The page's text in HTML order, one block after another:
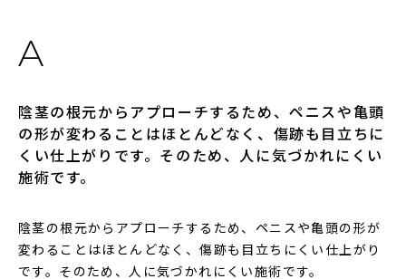
陰茎の根元からアプローチするため、ペニスや亀頭
の形が変わることはほとんどなく、傷跡も目立ちに
くい仕上がりです。そのため、人に気づかれにくい
施術です。
陰茎の根元からアプローチするため、ペニスや亀頭の形が
変わることはほとんどなく、傷跡も目立ちにくい仕上がり
です。そのため、人に気づかれにくい施術です。